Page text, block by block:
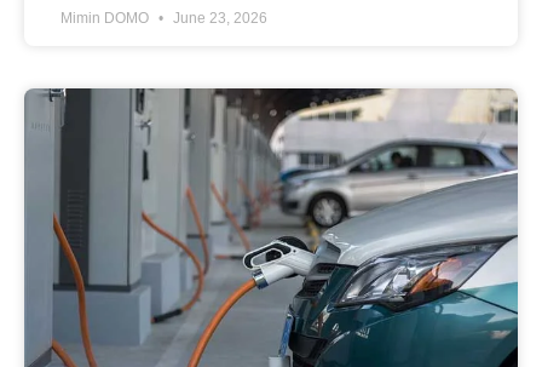
Mimin DOMO June 23, 2026